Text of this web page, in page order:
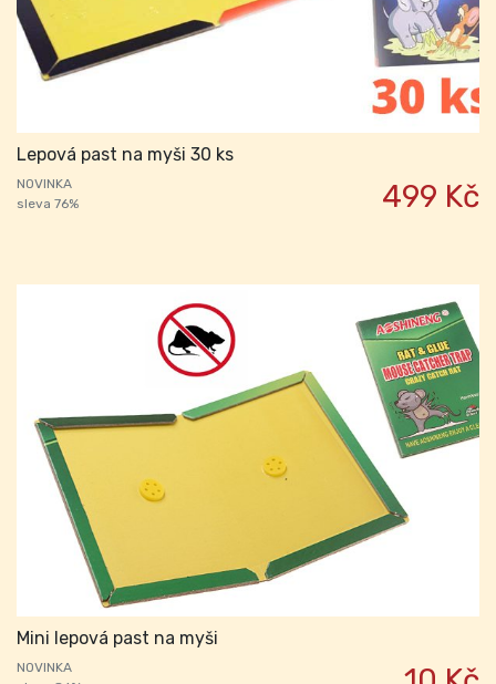
Lepová past na myši 30 ks
NOVINKA
sleva 76%
499 Kč
Mini lepová past na myši
NOVINKA